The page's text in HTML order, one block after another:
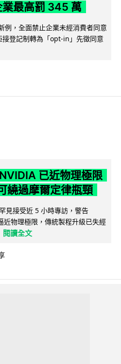
最高罰 345 萬
例，全面禁止企業未經消費者同意
登記制轉為「opt-in」先徵同意
已近物理極限
繞過摩爾定律瓶頸
見接受近 5 小時專訪，警告
近物理極限，傳統製程升級已失經
閱讀全文